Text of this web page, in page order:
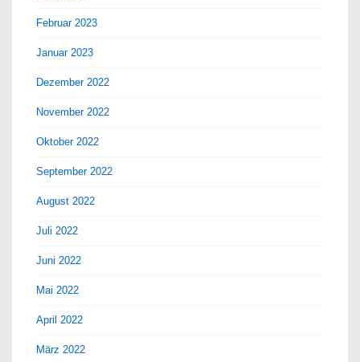
Februar 2023
Januar 2023
Dezember 2022
November 2022
Oktober 2022
September 2022
August 2022
Juli 2022
Juni 2022
Mai 2022
April 2022
März 2022